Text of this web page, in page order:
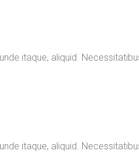
itaque, aliquid.
itaque, aliquid.